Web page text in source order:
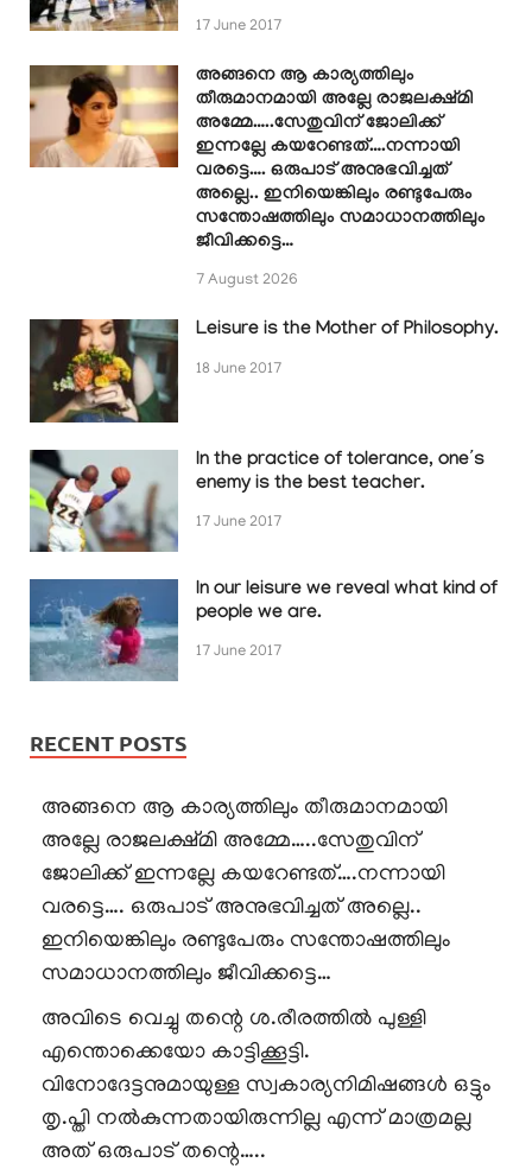
17 June 2017
അങ്ങനെ ആ കാര്യത്തിലും
തീരുമാനമായി അല്ലേ രാജലക്ഷ്മി
അമ്മേ…..സേതുവിന് ജോലിക്ക്
ഇന്നല്ലേ കയറേണ്ടത്….നന്നായി
വരട്ടെ…. ഒരുപാട് അനുഭവിച്ചത്
അല്ലെ.. ഇനിയെങ്കിലും രണ്ടുപേരും
സന്തോഷത്തിലും സമാധാനത്തിലും
ജീവിക്കട്ടെ…
7 August 2026
Leisure is the Mother of Philosophy.
18 June 2017
In the practice of tolerance, one’s
enemy is the best teacher.
17 June 2017
In our leisure we reveal what kind of
people we are.
17 June 2017
RECENT POSTS
അങ്ങനെ ആ കാര്യത്തിലും തീരുമാനമായി
അല്ലേ രാജലക്ഷ്മി അമ്മേ…..സേതുവിന്
ജോലിക്ക് ഇന്നല്ലേ കയറേണ്ടത്….നന്നായി
വരട്ടെ…. ഒരുപാട് അനുഭവിച്ചത് അല്ലെ..
ഇനിയെങ്കിലും രണ്ടുപേരും സന്തോഷത്തിലും
സമാധാനത്തിലും ജീവിക്കട്ടെ…
അവിടെ വെച്ചു തന്റെ ശ.രീരത്തിൽ പുള്ളി
എന്തൊക്കെയോ കാട്ടിക്കൂട്ടി.
വിനോദേട്ടനുമായുള്ള സ്വകാര്യനിമിഷങ്ങൾ ഒട്ടും
തൃ.പ്തി നൽകുന്നതായിരുന്നില്ല എന്ന് മാത്രമല്ല
അത് ഒരുപാട് തന്റെ…..